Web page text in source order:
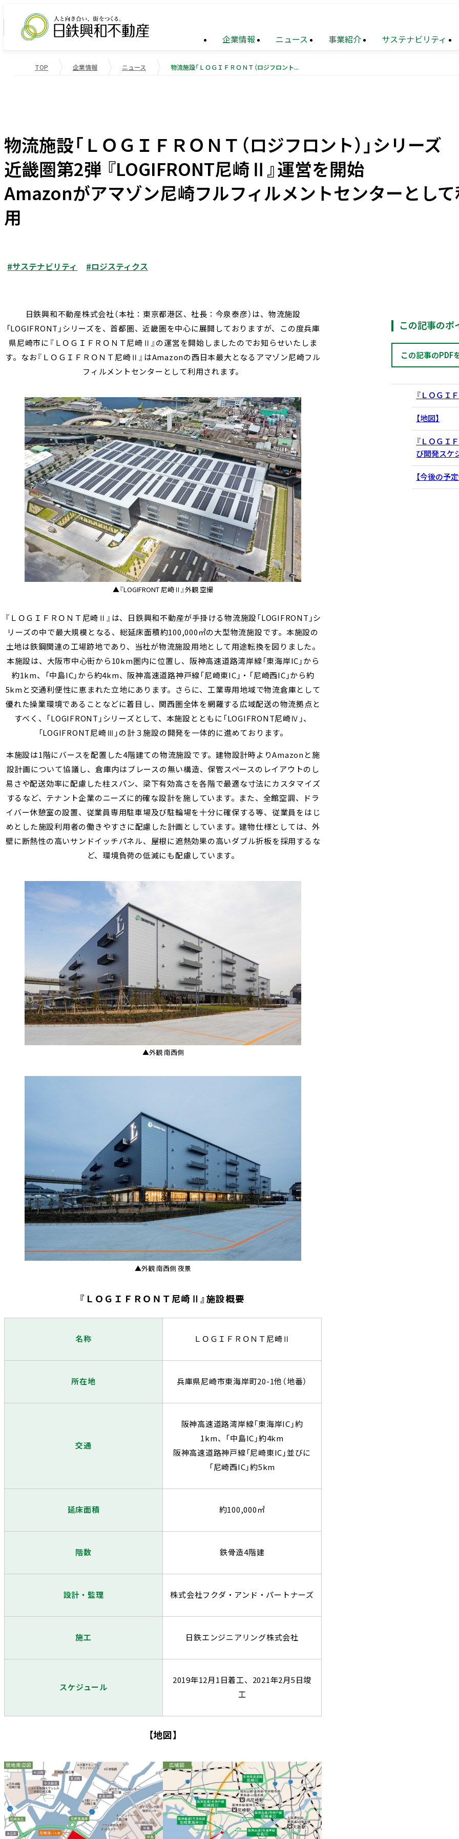
企業情報
役員一覧 組織図
受賞歴 ニュース・
会社案内（PDF） 電子公告
ニュース 事業紹介
マンション 再生事業 地域 創生事業
国際事業 農業事業
サステナビリティ
社会変化への対応 次世代を担う人材創出
社会貢献活動・ コミュニティ支援 サステナブルファイナンス
TOP 企業情報 ニュース
物流施設「ＬＯＧＩＦＲＯＮＴ（ロジフロント）」シリーズ
近畿圏第2弾 『LOGIFRONT尼崎Ⅱ』運営を開始
Amazonがアマゾン尼崎フルフィルメントセンターとして
用
#サステナビリティ #ロジスティクス
日鉄興和不動産株式会社（本社：東京都港区、社長：今泉泰彦）は、物流施設
「 LOGIFRONT 」シリーズを、首都圏、近畿圏を中心に展開しておりますが、この度兵庫
県尼崎市に『ＬＯＧＩＦＲＯＮＴ尼崎 Ⅱ 』の運営を開始しましたのでお知らせいたしま
す。なお『ＬＯＧＩＦＲＯＮＴ尼崎 Ⅱ 』はAmazonの西日本最大となるアマゾン尼崎フル
フィルメントセンターとして利用されます。
▲『LOGIFRONT 尼崎Ⅱ』外観 空撮
『ＬＯＧＩＦＲＯＮＴ尼崎 Ⅱ 』は、日鉄興和不動産が手掛ける物流施設「 LOGIFRONT 」シ
リーズの中で最大規模となる、総延床面積約100,000 ㎡の大型物流施設です。本施設の
土地は鉄鋼関連の工場跡地であり、当社が物流施設用地として用途転換を図りました。
本施設は、大阪市中心街から 10km 圏内に位置し、阪神高速道路湾岸線「東海岸 IC 」から
約1km、「中島 IC 」から約4km、阪神高速道路神戸線「尼崎東 IC 」・「尼崎西 IC 」から約
5km と交通利便性に恵まれた立地にあります。さらに、工業専用地域で物流倉庫として
優れた操業環境であることなどに着目し、関西圏全体を網羅する広域配送の物流拠点と
すべく、「
LOGIFRONT 」シリーズとして、本施設とともに「 LOGIFRONT 尼崎 Ⅳ 」、
「
LOGIFRONT 尼崎 Ⅲ 」の計３施設の開発を一体的に進めております。
本施設は 1 階にバースを配置した4階建ての物流施設です。建物設計時よりAmazon と施
設計画について協議し、倉庫内はブレースの無い構造、保管スペースのレイアウトのし
易さや配送効率に配慮した柱スパン、梁下有効高さを各階で最適な寸法にカスタマイズ
するなど、テナント企業のニーズに的確な設計を施しています。また、全館空調、ドラ
イバー休憩室の設置、従業員専用駐車場及び駐輪場を十分に確保する等、従業員をはじ
めとした施設利用者の働きやすさに配慮した計画としています。建物仕様としては、外
壁に断熱性の高いサンドイッチパネル、屋根に遮熱効果の高いダブル折板を採用するな
ど、環境負荷の低減にも配慮しています。
▲外観 南西側
▲外観 南西側 夜景
『ＬＯＧＩＦＲＯＮＴ尼崎Ⅱ』施設概要
名称 ＬＯＧＩＦＲＯＮＴ尼崎 Ⅱ
所在地 兵庫県尼崎市東海岸町20-1他（地番）
交通
阪神高速道路湾岸線「東海岸 IC 」約
1km、「中島 IC 」約4km
阪神高速道路神戸線「尼崎東 IC 」並びに
「尼崎西 IC 」約5km
延床面積 約100,000 ㎡
階数 鉄骨造4階建
設計・監理 株式会社フクダ・アンド・パートナーズ
施工 日鉄エンジニアリング株式会社
スケジュール
2019年12 月 1 日着工、 2021年2 月 5 日竣
工
【地図】
この記事のポ
この記事のPDF
『ＬＯＧＩ
【地図】
『ＬＯＧＩ
び開発スケ
【今後の予